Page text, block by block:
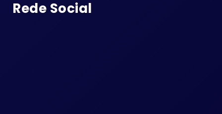
Rede Social